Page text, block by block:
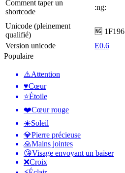
Comment taper un
shortcode
:ng:
Unicode (pleinement
qualifié)
🆖 1F196
Version unicode
E0.6
Populaire
⚠️Attention
♥️Cœur
⭐Étoile
❤️Cœur rouge
☀️Soleil
💎Pierre précieuse
🙏Mains jointes
😘Visage envoyant un baiser
❌Croix